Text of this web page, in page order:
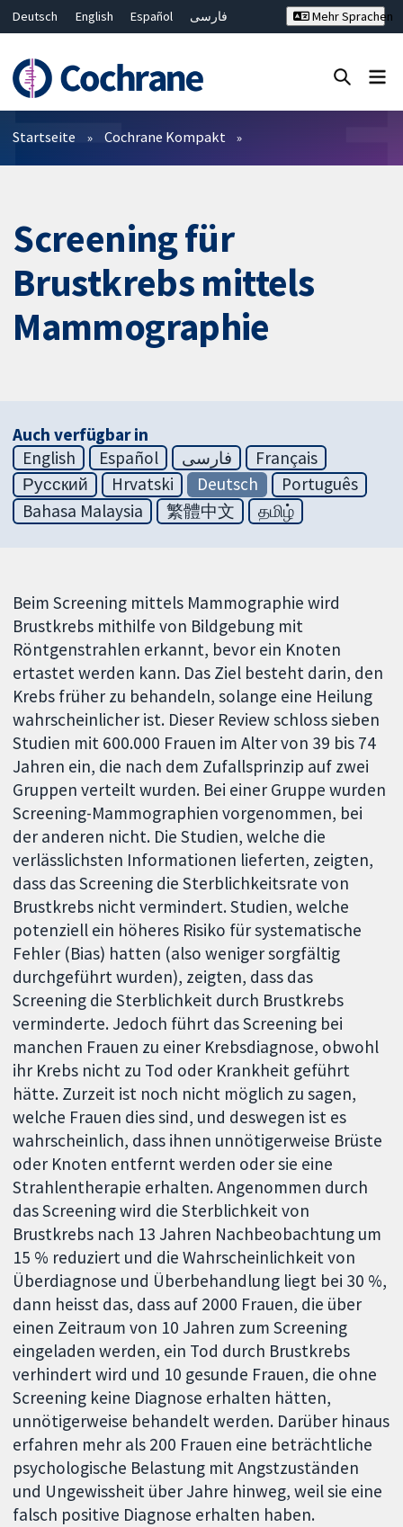
Deutsch English Español
فارسی
Bahasa Malaysia
ไทย
繁體中文
简体中文
Mehr Sprachen
Filter
Startseite Cochrane Kompakt
Screening für
Brustkrebs mittels
Mammographie
Auch verfügbar in
English
Español فارسی
Français
Русский
Hrvatski Deutsch
Português
Bahasa Malaysia
繁體中文 தமிழ்
Beim Screening mittels Mammographie wird
Brustkrebs mithilfe von Bildgebung mit
Röntgenstrahlen erkannt, bevor ein Knoten
ertastet werden kann. Das Ziel besteht darin, den
Krebs früher zu behandeln, solange eine Heilung
wahrscheinlicher ist. Dieser Review schloss sieben
Studien mit 600.000 Frauen im Alter von 39 bis 74
Jahren ein, die nach dem Zufallsprinzip auf zwei
Gruppen verteilt wurden. Bei einer Gruppe wurden
Screening-Mammographien vorgenommen, bei
der anderen nicht. Die Studien, welche die
verlässlichsten Informationen lieferten, zeigten,
dass das Screening die Sterblichkeitsrate von
Brustkrebs nicht vermindert. Studien, welche
potenziell ein höheres Risiko für systematische
Fehler (Bias) hatten (also weniger sorgfältig
durchgeführt wurden), zeigten, dass das
Screening die Sterblichkeit durch Brustkrebs
verminderte. Jedoch führt das Screening bei
manchen Frauen zu einer Krebsdiagnose, obwohl
ihr Krebs nicht zu Tod oder Krankheit geführt
hätte. Zurzeit ist noch nicht möglich zu sagen,
welche Frauen dies sind, und deswegen ist es
wahrscheinlich, dass ihnen unnötigerweise Brüste
oder Knoten entfernt werden oder sie eine
Strahlentherapie erhalten. Angenommen durch
das Screening wird die Sterblichkeit von
Brustkrebs nach 13 Jahren Nachbeobachtung um
15 % reduziert und die Wahrscheinlichkeit von
Überdiagnose und Überbehandlung liegt bei 30 %,
dann heisst das, dass auf 2000 Frauen, die über
einen Zeitraum von 10 Jahren zum Screening
eingeladen werden, ein Tod durch Brustkrebs
verhindert wird und 10 gesunde Frauen, die ohne
Screening keine Diagnose erhalten hätten,
unnötigerweise behandelt werden. Darüber hinaus
erfahren mehr als 200 Frauen eine beträchtliche
psychologische Belastung mit Angstzuständen
und Ungewissheit über Jahre hinweg, weil sie eine
falsch positive Diagnose erhalten haben.